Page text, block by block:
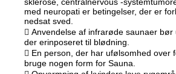
med neuropati er betingelser, der er
nedsat sved.
 Anvendelse af infrarøde saunaer bør
der erinposeret til blødning.
 En person, der har ufølsomhed over
bruge nogen form for Sauna.